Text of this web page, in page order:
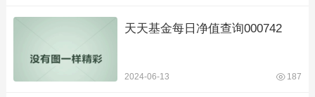
天天基金每日净值查询000742
2024-06-13 187